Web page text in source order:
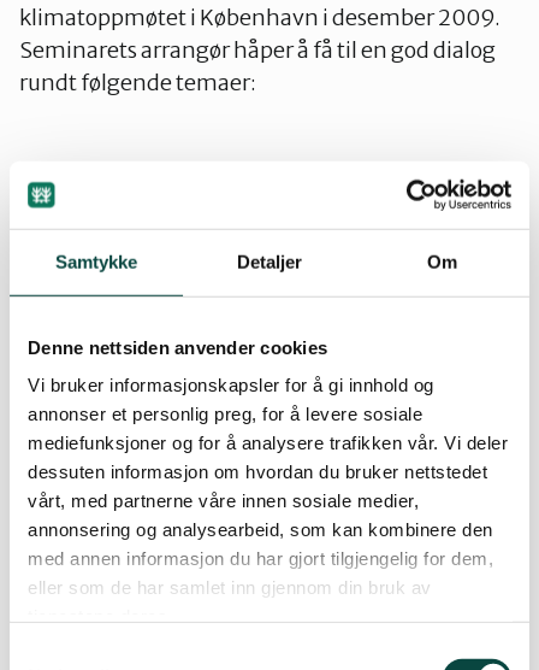
Samtykke Detaljer Om
Denne nettsiden anvender cookies
Vi bruker informasjonskapsler for å gi innhold og
annonser et personlig preg, for å levere sosiale
mediefunksjoner og for å analysere trafikken vår. Vi deler
dessuten informasjon om hvordan du bruker nettstedet
vårt, med partnerne våre innen sosiale medier,
annonsering og analysearbeid, som kan kombinere den
med annen informasjon du har gjort tilgjengelig for dem,
eller som de har samlet inn gjennom din bruk av
klimatoppmøtet i København i desember 2009.
Seminarets arrangør håper å få til en god dialog
rundt følgende temaer:
Hvordan kan Norge bidra til utvikling i
fattige land, samtidig som nødvendige
utslippskutt tas nasjonalt?
Hvordan kan vi sikre tilstrekkelige og
utslippsreduksjoner og
klimatilpasningstiltak i fattige land?
Hva bør være de norske posisjonene i
forhandlingene frem mot København?
Hva kan Norge gjøre for å skape fremdrift i
forhandlingene og større tillit mellom fattige
og rike land?